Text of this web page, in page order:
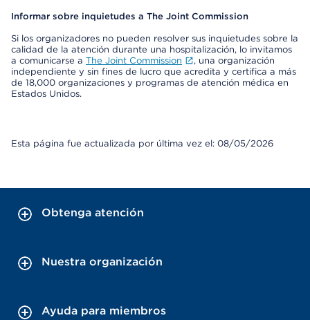
Informar sobre inquietudes a The Joint Commission
Si los organizadores no pueden resolver sus inquietudes sobre la
calidad de la atención durante una hospitalización, lo invitamos
a comunicarse a The Joint Commission
, una organización
independiente y sin fines de lucro que acredita y certifica a más
de 18,000 organizaciones y programas de atención médica en
Estados Unidos.
Esta página fue actualizada por última vez el: 08/05/2026
Obtenga atención
Nuestra organización
Ayuda para miembros